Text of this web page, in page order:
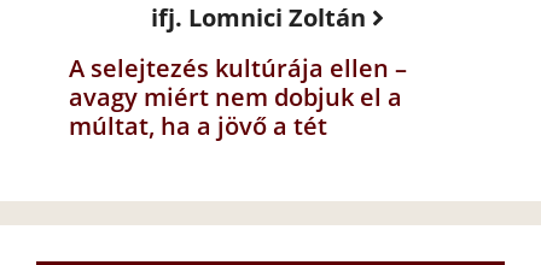
ifj. Lomnici Zoltán
A selejtezés kultúrája ellen –
avagy miért nem dobjuk el a
múltat, ha a jövő a tét